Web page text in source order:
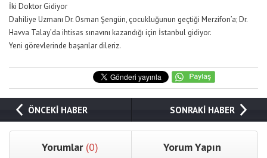
İki Doktor Gidiyor
Dahiliye Uzmanı Dr. Osman Şengün, çocukluğunun geçtiği Merzifon’a; Dr.
Havva Talay’da ihtisas sınavını kazandığı için İstanbul gidiyor.
Yeni görevlerinde başarılar dileriz.
ÖNCEKİ HABER SONRAKİ HABER
Yorumlar (0) Yorum Yapın